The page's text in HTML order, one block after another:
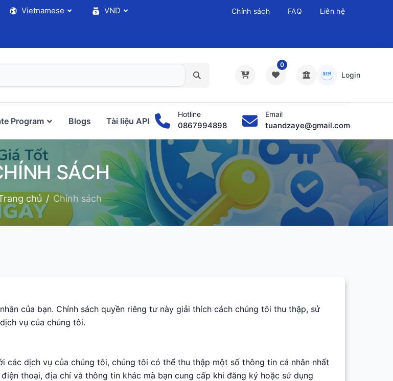
Vietnamese VND Chính sách FAQ Liên hệ
0
Login
Program Blogs Tài liệu API
Hotline
0867994898
Email
tuandzaye@gmail.com
SÁCH
chủ Chính sách
của bạn. Chính sách quyền riêng tư này giải thích cách chúng tôi thu thập, sử
vụ của chúng tôi.
các dịch vụ của chúng tôi, chúng tôi có thể thu thập một số thông tin cá nhân nhất
thoại, địa chỉ và thông tin khác mà bạn cung cấp khi đăng ký hoặc sử dụng